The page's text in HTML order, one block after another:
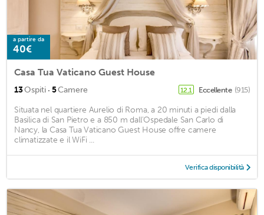
a partire da
40€
Casa Tua Vaticano Guest House
13Ospiti · 5Camere 12,1 Eccellente (915)
Situata nel quartiere Aurelio di Roma, a 20 minuti a piedi dalla
Basilica di San Pietro e a 850 m dall'Ospedale San Carlo di
Nancy, la Casa Tua Vaticano Guest House offre camere
climatizzate e il WiFi ...
Verifica disponibilità